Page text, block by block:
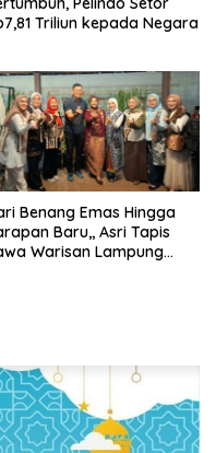
Triliun kepada Negara
Benang Emas Hingga
Baru,, Asri Tapis
Warisan Lampung